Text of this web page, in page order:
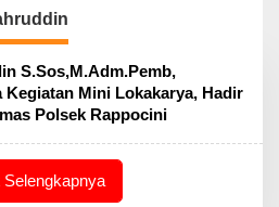
S.Sos,M.Adm.Pemb,
Kegiatan Mini Lokakarya, Hadir
Polsek Rappocini
Selengkapnya